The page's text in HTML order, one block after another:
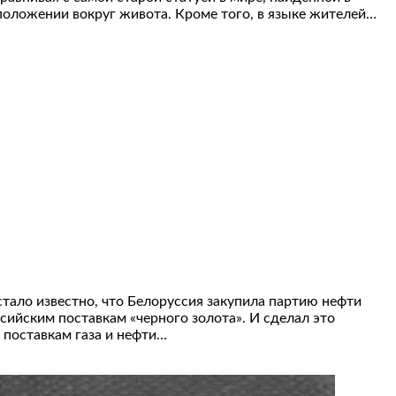
вокруг живота. Кроме того, в языке жителей…
известно, что Белоруссия закупила партию нефти
поставкам «черного золота». И сделал это
газа и нефти…